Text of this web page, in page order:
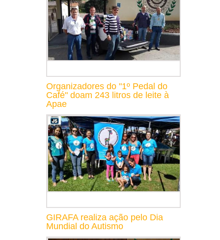
Organizadores do "1º Pedal do
Café" doam 243 litros de leite à
Apae
GIRAFA realiza ação pelo Dia
Mundial do Autismo